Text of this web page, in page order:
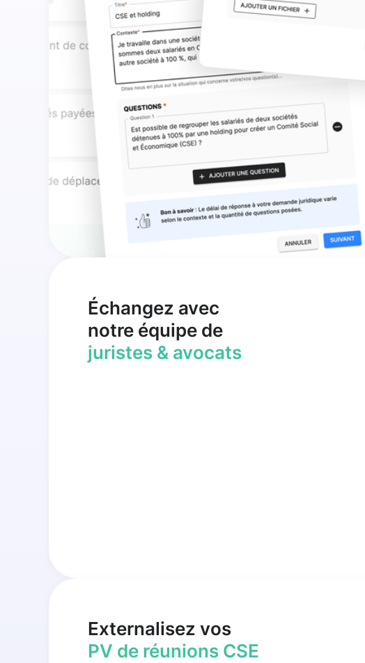
Échangez avec
notre équipe de
juristes & avocats
Externalisez vos
PV de réunions CSE